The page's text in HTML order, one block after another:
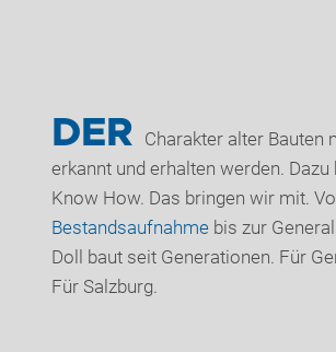
DER Charakter alter Bauten
erkannt und erhalten werden. Dazu
Know How. Das bringen wir mit.
Bestandsaufnahme bis zur
Doll baut seit Generationen. Für
Für Salzburg.